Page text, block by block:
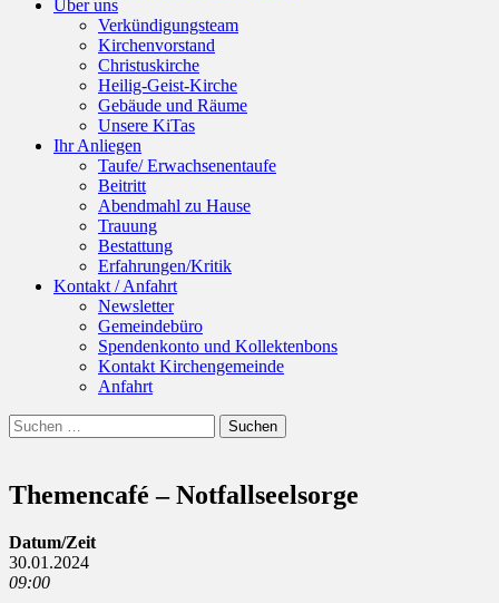
Über uns
Verkündigungsteam
Kirchenvorstand
Christuskirche
Heilig-Geist-Kirche
Gebäude und Räume
Unsere KiTas
Ihr Anliegen
Taufe/ Erwachsenentaufe
Beitritt
Abendmahl zu Hause
Trauung
Bestattung
Erfahrungen/Kritik
Kontakt / Anfahrt
Newsletter
Gemeindebüro
Spendenkonto und Kollektenbons
Kontakt Kirchengemeinde
Anfahrt
Suchen
Suchen
nach:
Themencafé – Notfallseelsorge
Datum/Zeit
30.01.2024
09:00